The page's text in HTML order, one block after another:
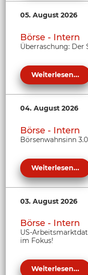
05. August 2026
Börse - Intern
Überraschung: Der
Weiterlesen...
04. August 2026
Börse - Intern
Börsenwahnsinn
Weiterlesen...
03. August 2026
Börse - Intern
US-
im Fokus!
Weiterlesen...